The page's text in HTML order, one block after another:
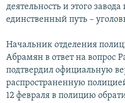
деятельность и этого завода
единственный путь –
Начальник отделения
Абрамян в ответ на вопрос
подтвердил официальную
распространенную
12 февраля в полицию